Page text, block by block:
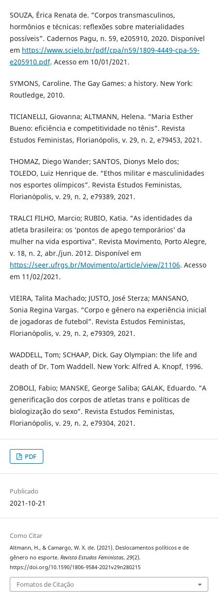
SOUZA, Érica Renata de. “Corpos transmasculinos,
hormônios e técnicas: reflexões sobre materialidades
possíveis”. Cadernos Pagu, n. 59, e205910, 2020. Disponível
em https://www.scielo.br/pdf/cpa/n59/1809-4449-cpa-59-
e205910.pdf. Acesso em 10/01/2021.
SYMONS, Caroline. The Gay Games: a history. New York:
Routledge, 2010.
TICIANELLI, Giovanna; ALTMANN, Helena. “Maria Esther
Bueno: eficiência e competitividade no tênis”. Revista
Estudos Feministas, Florianópolis, v. 29, n. 2, e79453, 2021.
THOMAZ, Diego Wander; SANTOS, Dionys Melo dos;
TOLEDO, Luiz Henrique de. “Ethos militar e masculinidades
nos esportes olímpicos”. Revista Estudos Feministas,
Florianópolis, v. 29, n. 2, e79389, 2021.
TRALCI FILHO, Marcio; RUBIO, Katia. “As identidades da
atleta brasileira: os ‘pontos de apego temporários’ da
mulher na vida esportiva”. Revista Movimento, Porto Alegre,
v. 18, n. 2, abr./jun. 2012. Disponível em
https://seer.ufrgs.br/Movimento/article/view/21106. Acesso
em 11/02/2021.
VIEIRA, Talita Machado; JUSTO, José Sterza; MANSANO,
Sonia Regina Vargas. “Corpo e gênero na experiência inicial
de jogadoras de futebol”. Revista Estudos Feministas,
Florianópolis, v. 29, n. 2, e79309, 2021.
WADDELL, Tom; SCHAAP, Dick. Gay Olympian: the life and
death of Dr. Tom Waddell. New York: Alfred A. Knopf, 1996.
ZOBOLI, Fabio; MANSKE, George Saliba; GALAK, Eduardo. “A
generificação dos corpos de atletas trans e políticas de
biologização do sexo”. Revista Estudos Feministas,
Florianópolis, v. 29, n. 2, e79304, 2021.
PDF
Publicado
2021-10-21
Como Citar
Altmann, H., & Camargo, W. X. de. (2021). Deslocamentos políticos e de
gênero no esporte. Revista Estudos Feministas, 29(2).
https://doi.org/10.1590/1806-9584-2021v29n280215
Fomatos de Citação